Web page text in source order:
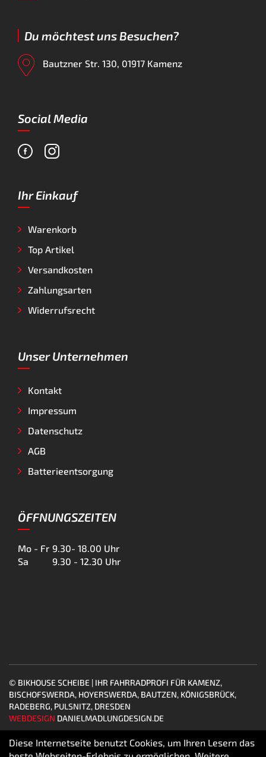
Du möchtest uns Besuchen?
Bautzner Str. 130, 01917 Kamenz
Social Media
Ihr Einkauf
Warenkorb
Top Artikel
Versandkosten
Zahlungsarten
Widerrufsrecht
Unser Unternehmen
Kontakt
Impressum
Datenschutz
AGB
Batterieentsorgung
ÖFFNUNGSZEITEN
Mo - Fr 9.30- 18.00 Uhr
Sa
9.30 - 12.30 Uhr
© BIKHOUSE SCHEIBE | IHR FAHRRADPROFI FÜR KAMENZ,
BISCHOFSWERDA, HOYERSWERDA, BAUTZEN, KÖNIGSBRÜCK,
RADEBERG, PULSNITZ, DRESDEN
WEBDESIGN DANIELMADLUNGDESIGN.DE
Diese Internetseite benutzt Cookies, um Ihren Lesern das